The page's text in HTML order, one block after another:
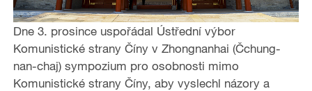
Dne 3. prosince uspořádal Ústřední výbor
Komunistické strany Číny v Zhongnanhai (Čchung-
nan-chaj) sympozium pro osobnosti mimo
Komunistické strany Číny, aby vyslechl názory a